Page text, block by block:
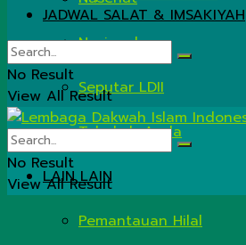
Nasional
Seputar LDII
Tahukah Anda
LAIN LAIN
Pemantauan Hilal
JADWAL SALAT & IMSAKIYAH
No Result
View All Result
No Result
View All Result